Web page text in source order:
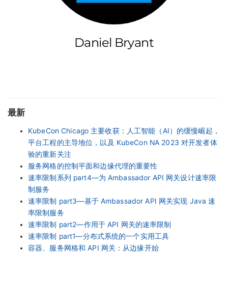
Daniel Bryant
最新
KubeCon Chicago 主要收获：人工智能（AI）的缓慢崛起，
平台工程的主导地位，以及 KubeCon NA 2023 对开发者体
验的重新关注
服务网格的控制平面和边缘代理的重要性
速率限制系列 part4—为 Ambassador API 网关设计速率限
制服务
速率限制 part3—基于 Ambassador API 网关实现 Java 速
率限制服务
速率限制 part2—作用于 API 网关的速率限制
速率限制 part1—分布式系统的一个实用工具
容器、服务网格和 API 网关：从边缘开始